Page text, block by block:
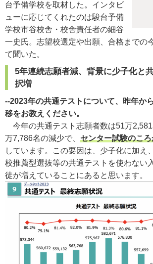
台予備学校を取材した。インタビ
ューに応じてくれたのは駿台予備
学校市谷校舎・校舎責任者の細谷
一史氏。 志望校選定や出願、合格までの
て聞いた。
5年連続志願者減、背景に少子化と
択増
--2023年の共通テストについて、昨年か
移をお教えください。
今年の共通テスト志願者数は51万2,581
万7,786名の減少で、 センター試験のこ
しています。この要因は、少子化に加え
校推薦型選抜等の共通テストを使わない
徒が増えていることにあると思います。